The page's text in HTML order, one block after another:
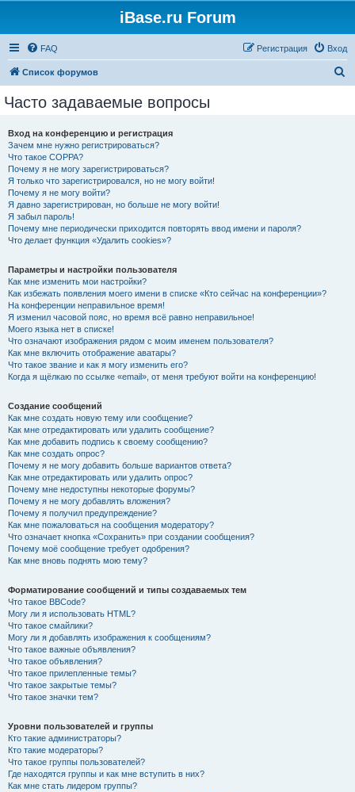
iBase.ru Forum
FAQ Вход
Регистрация
Список форумов
Часто задаваемые вопросы
Вход на конференцию и регистрация
Зачем мне нужно регистрироваться?
Что такое COPPA?
Почему я не могу зарегистрироваться?
Я только что зарегистрировался, но не могу войти!
Почему я не могу войти?
Я давно зарегистрирован, но больше не могу войти!
Я забыл пароль!
Почему мне периодически приходится повторять ввод имени и пароля?
Что делает функция «Удалить cookies»?
Параметры и настройки пользователя
Как мне изменить мои настройки?
Как избежать появления моего имени в списке «Кто сейчас на конференции»?
На конференции неправильное время!
Я изменил часовой пояс, но время всё равно неправильное!
Моего языка нет в списке!
Что означают изображения рядом с моим именем пользователя?
Как мне включить отображение аватары?
Что такое звание и как я могу изменить его?
Когда я щёлкаю по ссылке «email», от меня требуют войти на конференцию!
Создание сообщений
Как мне создать новую тему или сообщение?
Как мне отредактировать или удалить сообщение?
Как мне добавить подпись к своему сообщению?
Как мне создать опрос?
Почему я не могу добавить больше вариантов ответа?
Как мне отредактировать или удалить опрос?
Почему мне недоступны некоторые форумы?
Почему я не могу добавлять вложения?
Почему я получил предупреждение?
Как мне пожаловаться на сообщения модератору?
Что означает кнопка «Сохранить» при создании сообщения?
Почему моё сообщение требует одобрения?
Как мне вновь поднять мою тему?
Форматирование сообщений и типы создаваемых тем
Что такое BBCode?
Могу ли я использовать HTML?
Что такое смайлики?
Могу ли я добавлять изображения к сообщениям?
Что такое важные объявления?
Что такое объявления?
Что такое прилепленные темы?
Что такое закрытые темы?
Что такое значки тем?
Уровни пользователей и группы
Кто такие администраторы?
Кто такие модераторы?
Что такое группы пользователей?
Где находятся группы и как мне вступить в них?
Как мне стать лидером группы?